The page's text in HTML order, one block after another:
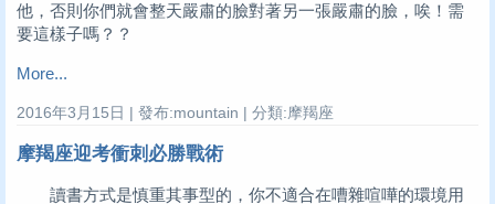
他，否則你們就會整天嚴肅的臉對著另一張嚴肅的臉，唉！需
要這樣子嗎？？
More...
2016年3月15日 | 發布:mountain | 分類:摩羯座
摩羯座迎考衝刺必勝戰術
讀書方式是慎重其事型的，你不適合在嘈雜喧嘩的環境用